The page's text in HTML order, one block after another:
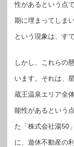
性があるという点
期に埋まってしま
という現象は、す
しかし、これらの
います。それは、
蔵王温泉エリア全
能性があるという
た「株式会社湯50
に、遊休不動産の